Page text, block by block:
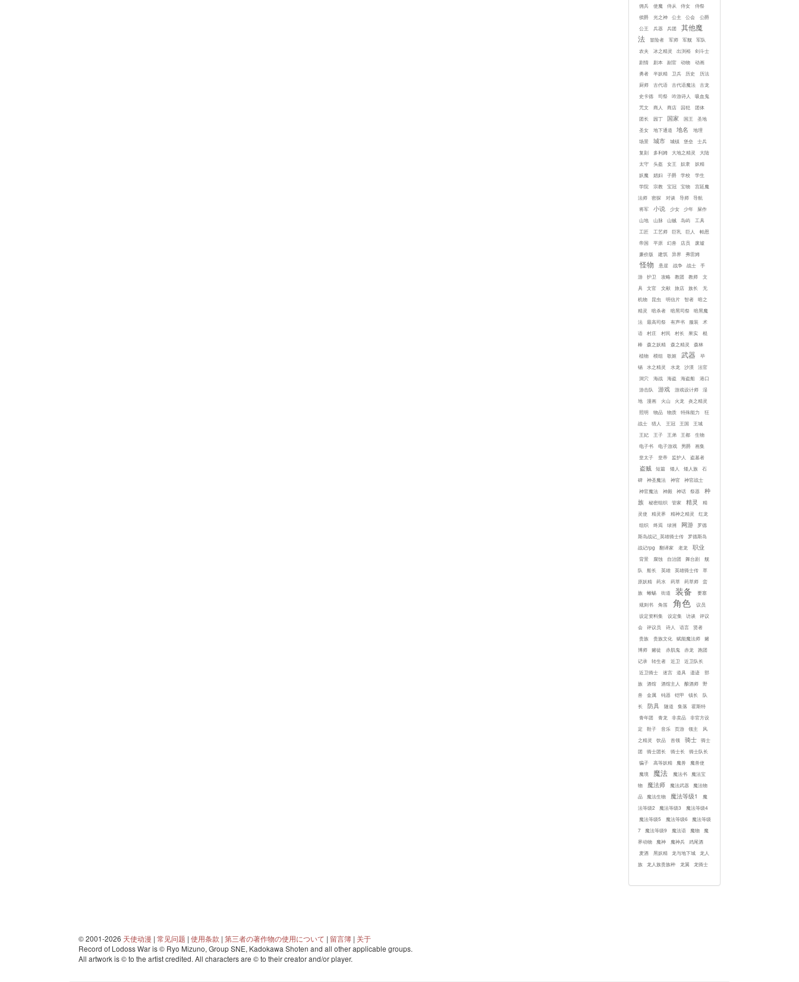
佣兵
使魔 侍从 侍女
侍祭
侯爵
光之神 公主 公会
公爵
公王
兵器 兵团
其他魔
法
冒险者 军师 军舰
军队
农夫
冰之精灵 出渕裕
剑斗士
剧情
剧本 副官 动物
动画
勇者
半妖精 卫兵 历史
历法
厨师
古代语 古代语魔法
古龙
史卡德
司祭 吟游诗人
吸血鬼
咒文
商人 商店 囚犯
团体
团长
园丁 国家 国王
圣地
圣女
地下通道 地名
地理
场景
城市 城镇 堡垒
士兵
复刻
多利姆 大地之精灵
大陆
太守
头盔 女王 奴隶
妖精
妖魔
娼妇 子爵 学校
学生
学院
宗教 宝冠 宝物
宫廷魔
法师
密探 对谈 导师
导航
将军
小说 少女 少年
屎作
山地
山脉 山贼 岛屿
工具
工匠
工艺师 巨乳 巨人
帕恩
帝国
平原 幻兽 店员
废墟
廉价版
建筑 异界 弗雷姆
怪物 悬崖 战争 战士
手
游
护卫 攻略 教团 教师
文
具
文官 文献 旅店 族长
无
机物
昆虫 明信片 智者
暗之
精灵
暗杀者 暗黑司祭
暗黑魔
法
最高司祭 有声书 服装
术
语
村庄 村民 村长 果实
棍
棒
森之妖精 森之精灵
森林
植物
模组 歌姬 武器
毕
锡
水之精灵 水龙 沙漠
法官
洞穴
海战 海盗 海盗船
港口
游击队
游戏 游戏设计师
湿
地
漫画 火山 火龙
炎之精灵
照明
物品 物质 特殊能力
狂
战士
猎人 王冠 王国
王城
王妃
王子 王弟 王都
生物
电子书
电子游戏 男爵
画集
皇太子
皇帝 监护人 盗墓者
盗贼 短篇 矮人 矮人族
石
碑
神圣魔法 神官
神官战士
神官魔法
神殿 神话 祭器
种
族
秘密组织 管家 精灵
精
灵使
精灵界 精神之精灵
红龙
组织
终焉 绿洲 网游
罗德
斯岛战记_英雄骑士传
罗德斯岛
战记rpg
翻译家 老龙 职业
背景 腐蚀 自治团 舞台剧
舰
队
船长 英雄 英雄骑士传
草
原妖精
药水 药草 药草师
蛮
族
蜥蜴 街道 装备
要塞
规则书
角笛 角色
议员
设定资料集
设定集 访谈
评议
会
评议员 诗人 语言
贤者
贵族
贵族文化 赋能魔法师
赌
博师
赌徒 赤肌鬼 赤龙
跑团
记录
转生者 近卫
近卫队长
近卫骑士
迷宫 道具 遗迹
部
族
酒馆 酒馆主人 酿酒师
野
兽
金属 钝器 铠甲 镇长
队
长
防具 隧道 集落
霍斯特
青年团
青龙 非卖品
非官方设
定
鞋子 音乐 页游 领主
风
之精灵
饮品 首领 骑士
骑士
团
骑士团长 骑士长
骑士队长
骗子
高等妖精 魔兽
魔兽使
魔境
魔法 魔法书
魔法宝
物
魔法师 魔法武器
魔法物
品
魔法生物 魔法等级1
魔
法等级2
魔法等级3
魔法等级4
魔法等级5
魔法等级6
魔法等级
7
魔法等级9 魔法语 魔物
魔
界动物
魔神 魔神兵
鸡尾酒
麦酒
黑妖精 龙与地下城
龙人
族
龙人族贵族种 龙翼 龙骑士
© 2001-2026 天使动漫 | 常见问题 | 使用条款 | 第三者の著作物の使用について | 留言簿 | 关于
Record of Lodoss War is © Ryo Mizuno, Group SNE, Kadokawa Shoten and all other applicable groups.
All artwork is © to the artist credited. All characters are © to their creator and/or player.